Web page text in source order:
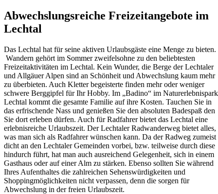
Abwechslungsreiche Freizeitangebote im
Lechtal
Das Lechtal hat für seine aktiven Urlaubsgäste eine Menge zu bieten.
Wandern gehört im Sommer zweifelsohne zu den beliebtesten
Freizeitaktivitäten im Lechtal. Kein Wunder, die Berge der Lechtaler
und Allgäuer Alpen sind an Schönheit und Abwechslung kaum mehr
zu überbieten. Auch Kletter begeisterte finden mehr oder weniger
schwere Berggipfel für Ihr Hobby. Im „Badino“ im Naturerlebnispark
Lechtal kommt die gesamte Familie auf ihre Kosten. Tauchen Sie in
das erfrischende Nass und genießen Sie den absoluten Badespaß den
Sie dort erleben dürfen. Auch für Radfahrer bietet das Lechtal eine
erlebnisreiche Urlaubszeit. Der Lechtaler Radwanderweg bietet alles,
was man sich als Radfahrer wünschen kann. Da der Radweg zumeist
dicht an den Lechtaler Gemeinden vorbei, bzw. teilweise durch diese
hindurch führt, hat man auch ausreichend Gelegenheit, sich in einem
Gasthaus oder auf einer Alm zu stärken. Ebenso sollten Sie während
Ihres Aufenthaltes die zahlreichen Sehenswürdigkeiten und
Shoppingmöglichkeiten nicht verpassen, denn die sorgen für
Abwechslung in der freien Urlaubszeit.